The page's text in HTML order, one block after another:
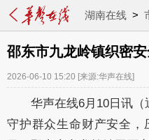
湖南在线>
邵东市九龙岭镇织密
2026-06-10 15:20 [来源:华声在线]
华声在线6月10日讯
守护群众生命财产安全，